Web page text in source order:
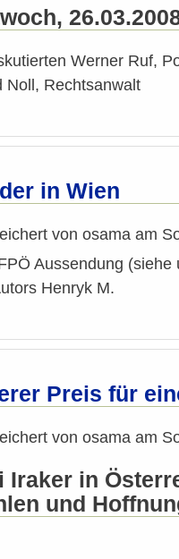
Werner Ruf,
Noll, Rechtsanwalt
in Wien
von osama am
Aussendung
Henryk M.
Preis für
von osama am
Iraker in
und